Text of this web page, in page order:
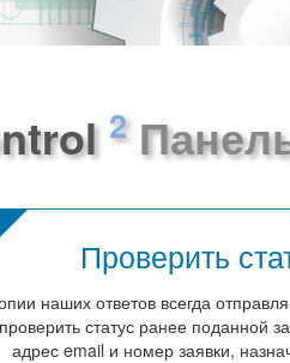
2
Проверить
наших ответов всегда
проверить статус ранее поданной
адрес email и номер заявки,